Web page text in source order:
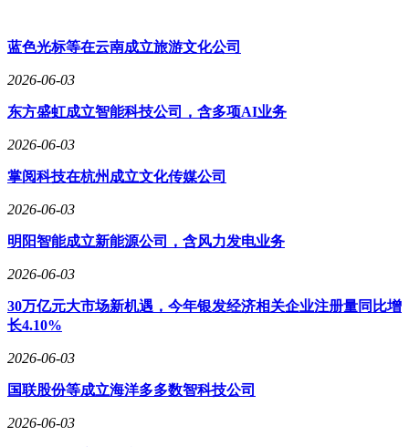
蓝色光标等在云南成立旅游文化公司
2026-06-03
东方盛虹成立智能科技公司，含多项AI业务
2026-06-03
掌阅科技在杭州成立文化传媒公司
2026-06-03
明阳智能成立新能源公司，含风力发电业务
2026-06-03
30万亿元大市场新机遇，今年银发经济相关企业注册量同比增
长4.10%
2026-06-03
国联股份等成立海洋多多数智科技公司
2026-06-03